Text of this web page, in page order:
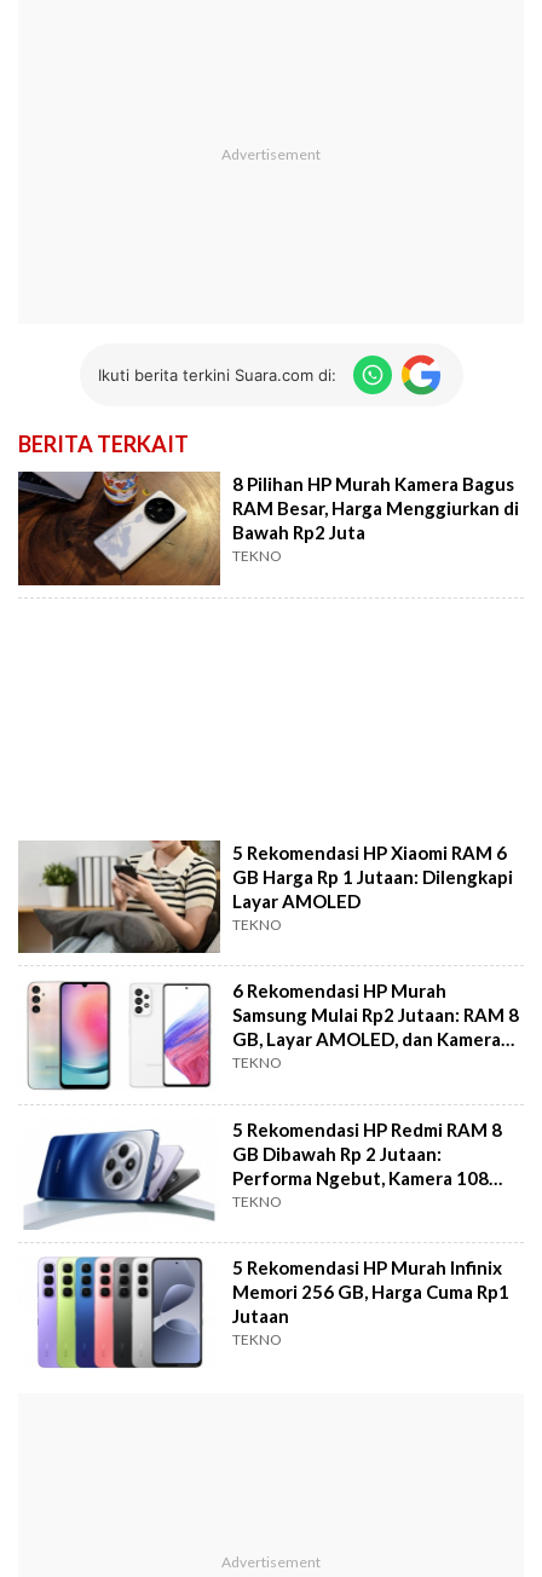
Ikuti berita terkini Suara.com di:
BERITA TERKAIT
8 Pilihan HP Murah Kamera Bagus
RAM Besar, Harga Menggiurkan di
Bawah Rp2 Juta
TEKNO
5 Rekomendasi HP Xiaomi RAM 6
GB Harga Rp 1 Jutaan: Dilengkapi
Layar AMOLED
TEKNO
6 Rekomendasi HP Murah
Samsung Mulai Rp2 Jutaan: RAM 8
GB, Layar AMOLED, dan Kamera
Jernih
TEKNO
5 Rekomendasi HP Redmi RAM 8
GB Dibawah Rp 2 Jutaan:
Performa Ngebut, Kamera 108
MP!
TEKNO
5 Rekomendasi HP Murah Infinix
Memori 256 GB, Harga Cuma Rp1
Jutaan
TEKNO